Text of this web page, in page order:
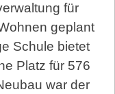
für
geplant
Schule bietet
Platz für 576
war der